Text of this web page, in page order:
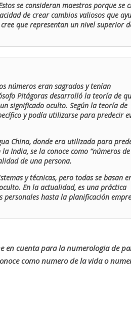
se consideran maestros porque se
de crear cambios valiosos que
que representan un nivel superior
números eran sagrados y tenían
Pitágoras desarrolló la teoría de
significado oculto. Según la teoría de
y podía utilizarse para predecir
China, donde era utilizada para
India, se la conoce como “números
de una persona.
y técnicas, pero todas se basan
En la actualidad, es una práctica
personales hasta la planificación
en cuenta para la numerologia de
como numero de la vida o